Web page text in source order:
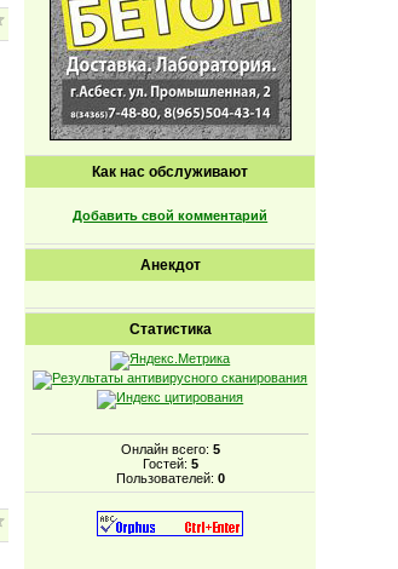
Как нас обслуживают
Добавить свой комментарий
Анекдот
Статистика
Онлайн всего: 5
Гостей: 5
Пользователей: 0